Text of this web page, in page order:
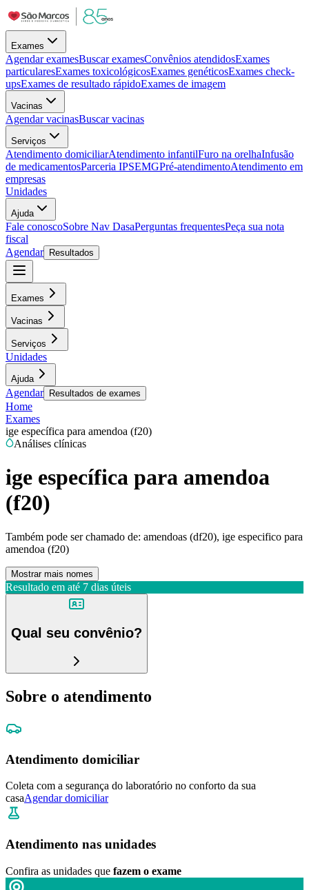
Exames
Agendar examesBuscar examesConvênios atendidosExames
particularesExames toxicológicosExames genéticosExames check-
upsExames de resultado rápidoExames de imagem
Vacinas
Agendar vacinasBuscar vacinas
Serviços
Atendimento domiciliarAtendimento infantilFuro na orelhaInfusão
de medicamentosParceria IPSEMGPré-atendimentoAtendimento em
empresas
Unidades
Ajuda
Fale conoscoSobre Nav DasaPerguntas frequentesPeça sua nota
fiscal
Agendar
Resultados
Exames
Vacinas
Serviços
Unidades
Ajuda
Agendar Resultados de exames
Home
Exames
ige específica para amendoa (f20)
Análises clínicas
ige específica para amendoa
(f20)
Também pode ser chamado de: amendoas (df20), ige especifico para
amendoa (f20)
Mostrar mais nomes
Resultado em até 7 dias úteis
Qual seu convênio?
Sobre o atendimento
Atendimento domiciliar
Coleta com a segurança do laboratório no conforto da sua
casaAgendar domiciliar
Atendimento nas unidades
Confira as unidades que fazem o exame